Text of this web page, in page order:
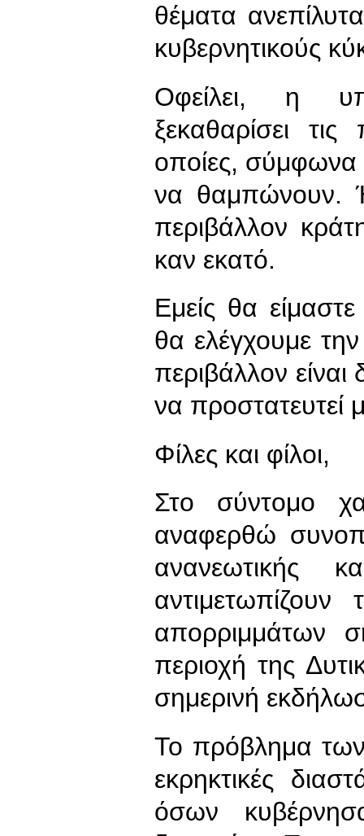
θέματα
κυβερνητικούς
Οφείλει, η
ξεκαθαρίσει
οποίες, σύμφωνα
να θαμπώνουν.
περιβάλλον
καν εκατό.
Εμείς θα
θα ελέγχουμε
περιβάλλον
να προστατευτεί
Φίλες και φίλοι,
Στο σύντομο
αναφερθώ
ανανεωτικής
απορριμμάτων
περιοχή της
σημερινή
Το πρόβλημα
εκρηκτικές
όσων